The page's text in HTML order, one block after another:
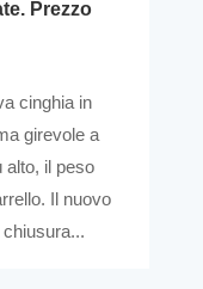
Prezzo
cinghia in
girevole a
alto, il peso
Il nuovo